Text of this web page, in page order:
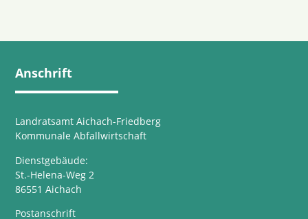
Anschrift
Landratsamt Aichach-Friedberg
Kommunale Abfallwirtschaft
Dienstgebäude:
St.-Helena-Weg 2
86551 Aichach
Postanschrift